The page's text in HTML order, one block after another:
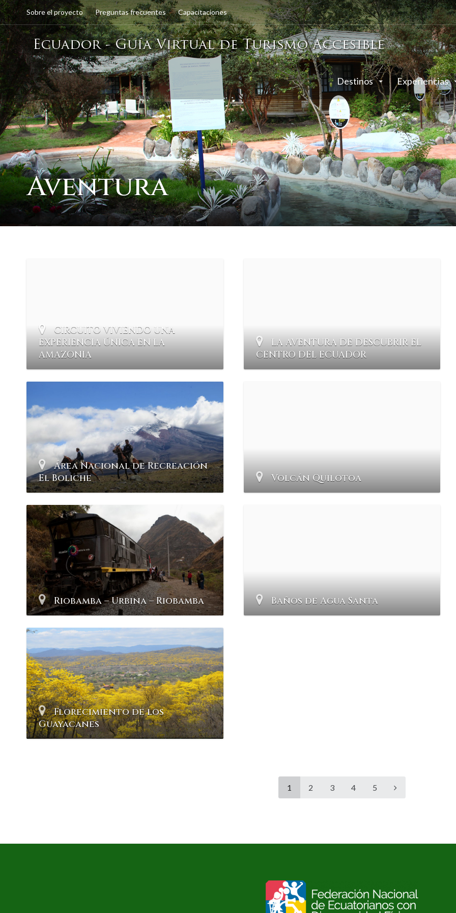
Sobre el proyecto Preguntas frecuentes Capacitaciones
Destinos Experiencias
Aventura
CIRCUITO VIVIENDO UNA
EXPERIENCIA ÚNICA EN LA
AMAZONIA
LA AVENTURA DE DESCUBRIR EL
CENTRO DEL ECUADOR
Área Nacional de Recreación
El Boliche
Volcán Quilotoa
Riobamba – Urbina – Riobamba Baños de Agua Santa
Florecimiento de los
Guayacanes
1 2 3 4 5